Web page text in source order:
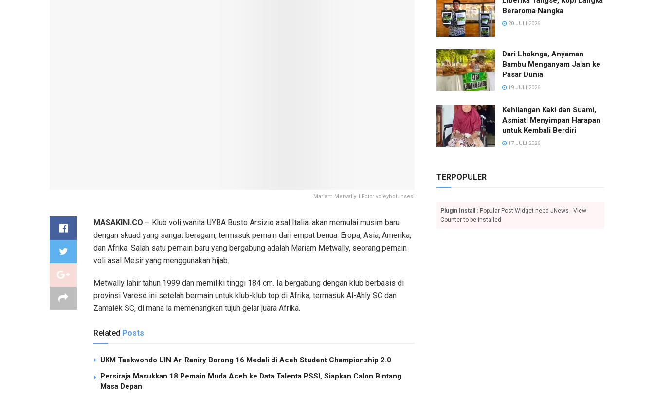
Mariam Metwally. I Foto: voleybolunsesi
MASAKINI.CO – Klub voli wanita UYBA Busto Arsizio asal Italia, akan memulai musim baru
dengan skuad yang sangat beragam, termasuk pemain dari empat benua: Eropa, Asia, Amerika,
dan Afrika. Salah satu pemain baru yang bergabung adalah Mariam Metwally, seorang pemain
voli asal Mesir yang menggunakan hijab.
Metwally lahir tahun 1999 dan memiliki tinggi 184 cm. Ia bergabung dengan klub berbasis di
provinsi Varese ini setelah bermain untuk klub-klub top di Afrika, termasuk Al-Ahly SC dan
Zamalek SC, di mana ia memenangkan tujuh gelar juara Afrika.
Related Posts
UKM Taekwondo UIN Ar-Raniry Borong 16 Medali di Aceh Student Championship 2.0
Persiraja Masukkan 18 Pemain Muda Aceh ke Data Talenta PSSI, Siapkan Calon Bintang
Masa Depan
Beraroma Nangka
20 JULI 2026
Dari Lhoknga, Anyaman
Bambu Menganyam Jalan ke
Pasar Dunia
19 JULI 2026
Kehilangan Kaki dan Suami,
Asmiati Menyimpan Harapan
untuk Kembali Berdiri
17 JULI 2026
TERPOPULER
Plugin Install
: Popular Post Widget need JNews - View
Counter to be installed